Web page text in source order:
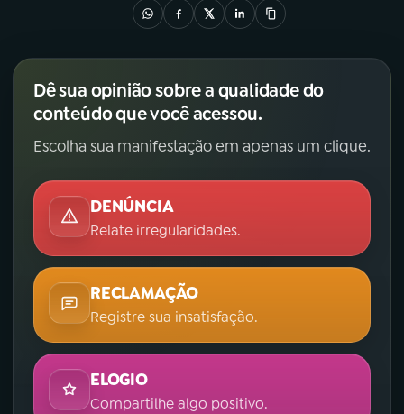
Dê sua opinião sobre a qualidade do
conteúdo que você acessou.
Escolha sua manifestação em apenas um clique.
DENÚNCIA
Relate irregularidades.
RECLAMAÇÃO
Registre sua insatisfação.
ELOGIO
Compartilhe algo positivo.